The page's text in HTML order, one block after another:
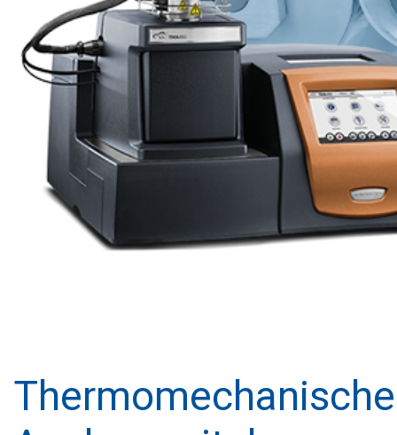
Thermomechanische